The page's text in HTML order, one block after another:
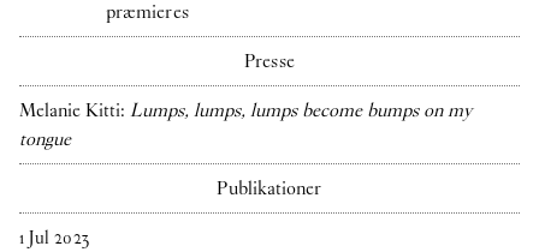
præmieres
Presse
Melanie Kitti: Lumps, lumps, lumps become bumps on my
tongue
Publikationer
1 Jul 2023